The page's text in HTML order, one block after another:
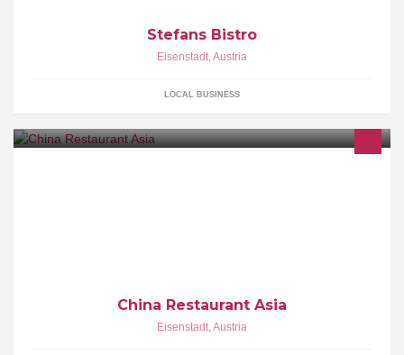
Stefans Bistro
Eisenstadt,Austria
LOCAL BUSINESS
China Restaurant Asia
Eisenstadt,Austria